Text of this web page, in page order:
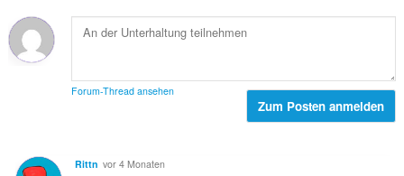
e
n
r
t
g
e
B
e
n
Forum-Thread ansehen
Zum Posten anmelden
Rittn vor 4 Monaten